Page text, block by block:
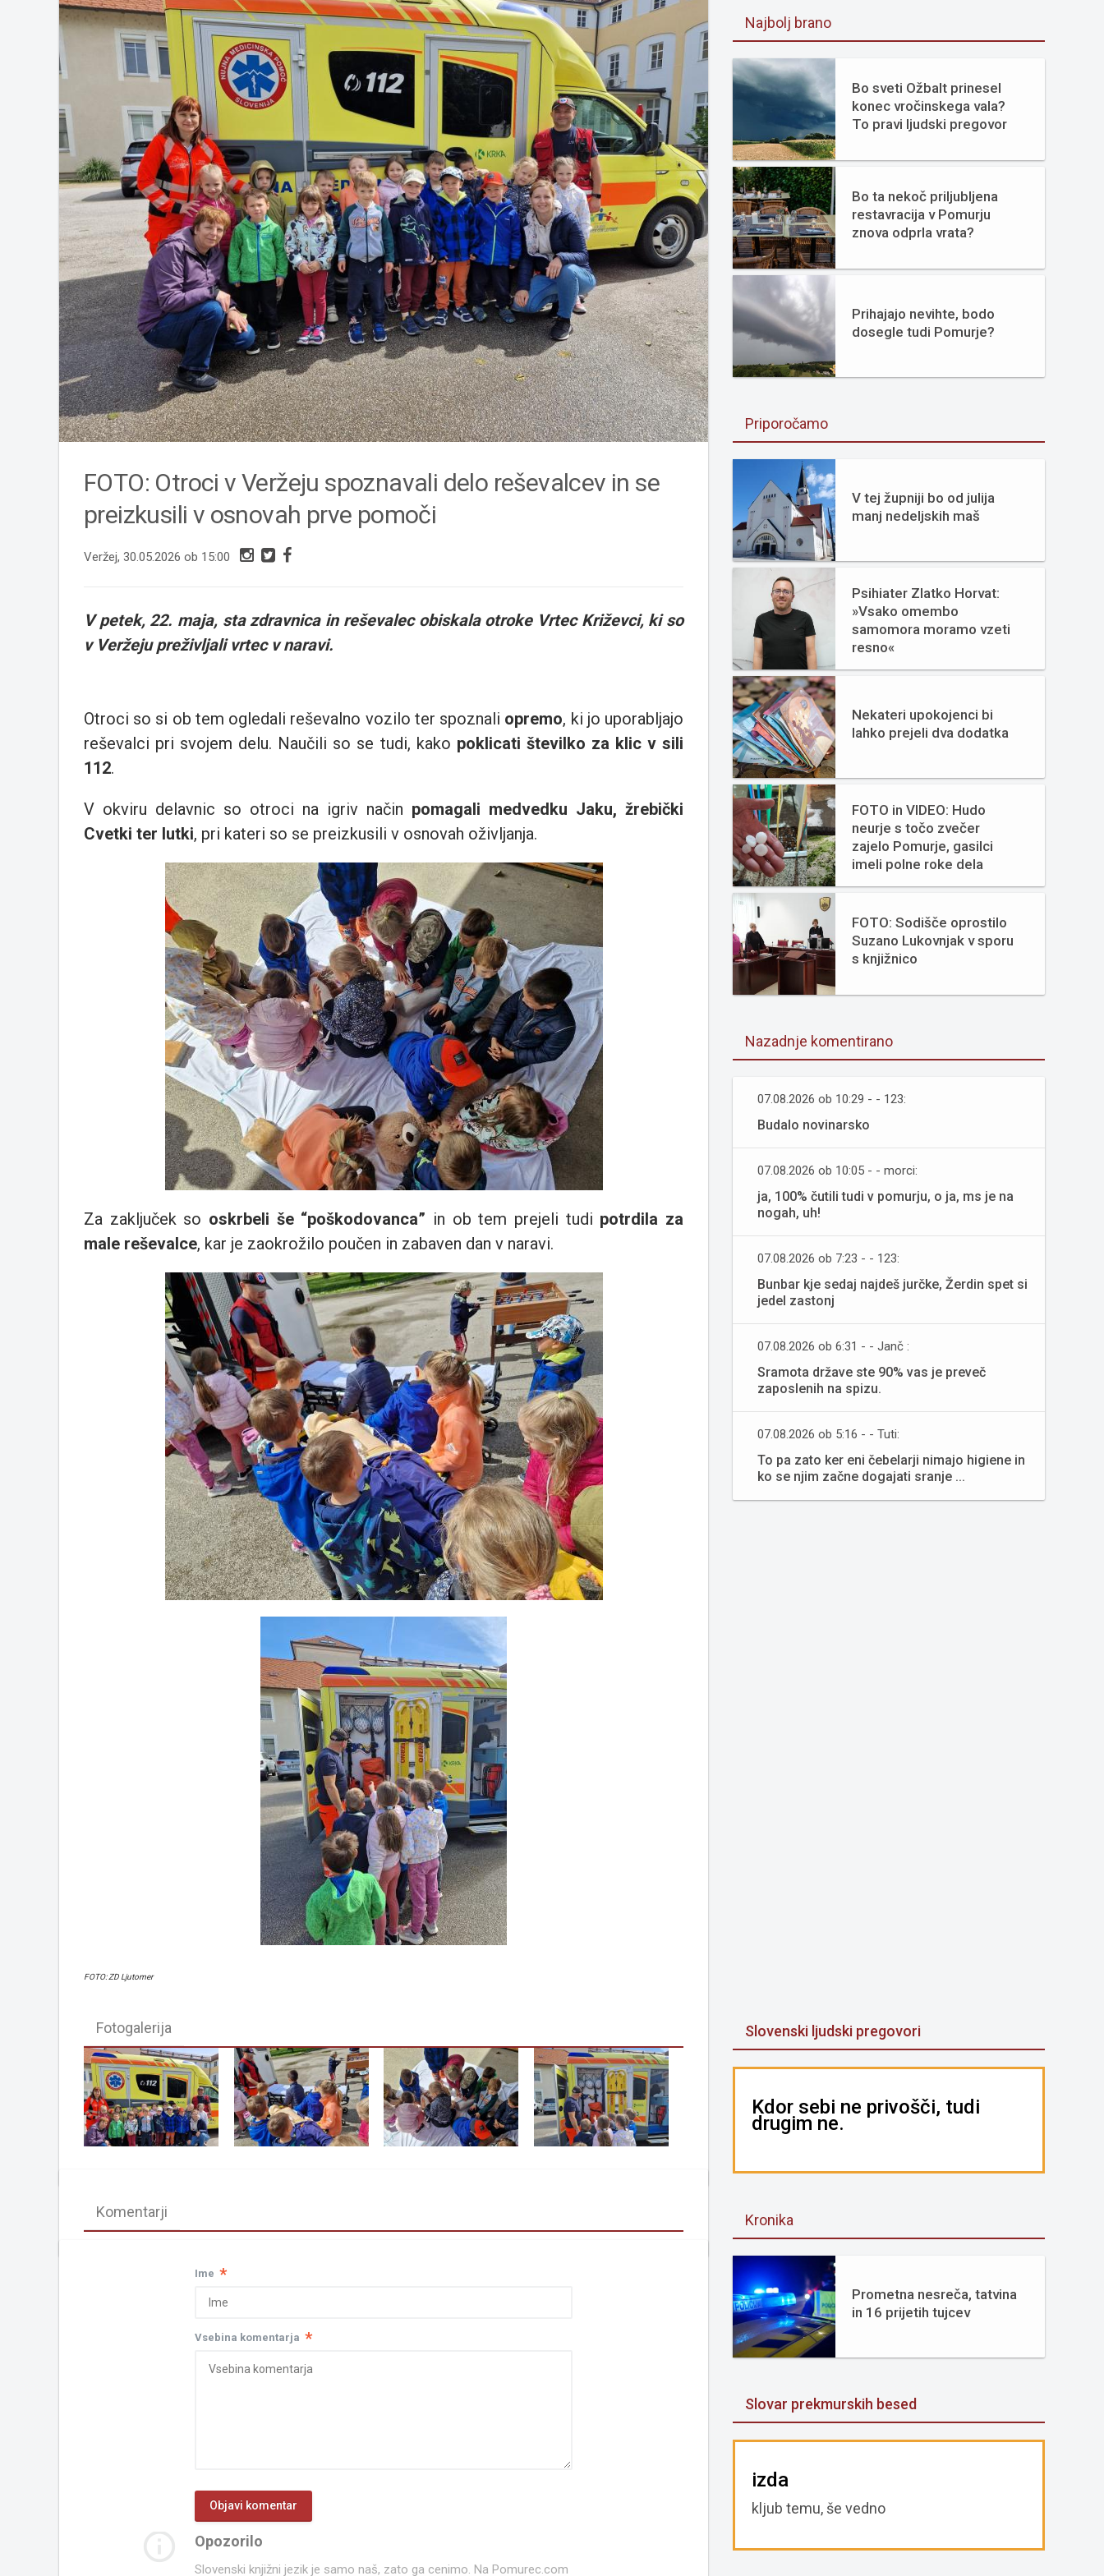
FOTO: Otroci v Veržeju spoznavali delo reševalcev in se
preizkusili v osnovah prve pomoči
Veržej, 30.05.2026 ob 15:00
V petek, 22. maja, sta zdravnica in reševalec obiskala otroke Vrtec Križevci, ki so
v Veržeju preživljali vrtec v naravi.
Otroci so si ob tem ogledali reševalno vozilo ter spoznali opremo, ki jo uporabljajo
reševalci pri svojem delu. Naučili so se tudi, kako poklicati številko za klic v sili
112.
V okviru delavnic so otroci na igriv način pomagali medvedku Jaku, žrebički
Cvetki ter lutki, pri kateri so se preizkusili v osnovah oživljanja.
Za zaključek so oskrbeli še “poškodovanca” in ob tem prejeli tudi potrdila za
male reševalce, kar je zaokrožilo poučen in zabaven dan v naravi.
FOTO: ZD Ljutomer
Fotogalerija
Komentarji
Ime *
Vsebina komentarja *
Opozorilo
Slovenski knjižni jezik je samo naš, zato ga cenimo. Na Pomurec.com
Najbolj brano
Bo sveti Ožbalt prinesel
konec vročinskega vala?
To pravi ljudski pregovor
Bo ta nekoč priljubljena
restavracija v Pomurju
znova odprla vrata?
Prihajajo nevihte, bodo
dosegle tudi Pomurje?
Priporočamo
V tej župniji bo od julija
manj nedeljskih maš
Psihiater Zlatko Horvat:
»Vsako omembo
samomora moramo vzeti
resno«
Nekateri upokojenci bi
lahko prejeli dva dodatka
FOTO in VIDEO: Hudo
neurje s točo zvečer
zajelo Pomurje, gasilci
imeli polne roke dela
FOTO: Sodišče oprostilo
Suzano Lukovnjak v sporu
s knjižnico
Nazadnje komentirano
07.08.2026 ob 10:29 - - 123:
Budalo novinarsko
07.08.2026 ob 10:05 - - morci:
ja, 100% čutili tudi v pomurju, o ja, ms je na
nogah, uh!
07.08.2026 ob 7:23 - - 123:
Bunbar kje sedaj najdeš jurčke, Žerdin spet si
jedel zastonj
07.08.2026 ob 6:31 - - Janč :
Sramota države ste 90% vas je preveč
zaposlenih na spizu.
07.08.2026 ob 5:16 - - Tuti:
To pa zato ker eni čebelarji nimajo higiene in
ko se njim začne dogajati sranje ...
Slovenski ljudski pregovori
Kdor sebi ne privošči, tudi
drugim ne.
Kronika
Prometna nesreča, tatvina
in 16 prijetih tujcev
Slovar prekmurskih besed
izda
kljub temu, še vedno